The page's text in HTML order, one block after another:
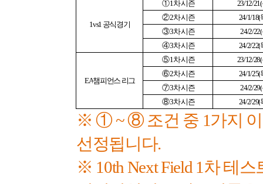
1vs1 공식경기
①1차 시즌 23/12/21(
②2차 시즌 24/1/18(
③3차 시즌 24/2/22(
④3차 시즌 24/2/22(
EA챔피언스 리그
⑤1차 시즌 23/12/28(
⑥2차 시즌 24/1/25(
⑦3차 시즌 24/2/29(
⑧3차 시즌 24/2/29(
※ ①~⑧ 조건 중 1가지
선정됩니다.
※ 10th Next Field 1 차 테스